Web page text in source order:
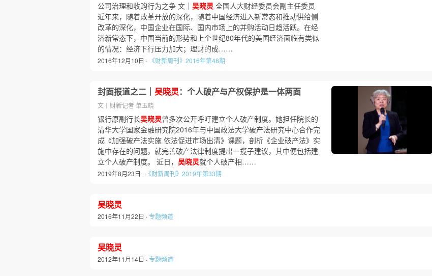
公司治理和收购行为之争 文｜ 吴晓灵 全国人大财经委员会副主任委员
近年来，随着改革开放的深化，随着中国经济进入新常态和推动供给侧
改革的深化，中国企业在国际、国内市场上的并购活动日趋活跃。在经
济新常态下，中国当前的形势和上个世纪80年代的美国经济面临有类似
的情况：经济下行压力加大；理财的成……
2016年12月10日 · 《财新周刊》2016年第48期
封面报道之二｜ 吴晓灵：个人破产与产权保护是一体两面
文丨财新记者 单玉晓
银行原副行长吴晓灵曾多次公开呼吁建立个人破产制度。她担任院长的
清华大学国家金融研究院2016年与中国政法大学破产法研究中心合作完
成《加强破产法实施 依法促进市场出清》课题，剖析《企业破产法》实
施中存在的问题，就完善破产法律制度提出一揽子建议，其中便包括建
立个人破产制度。 近日， 吴晓灵就个人破产相……
2019年8月23日 · 《财新周刊》2019年第33期
吴晓灵
2016年11月22日 ·专题频道
吴晓灵
2012年11月14日 ·专题频道